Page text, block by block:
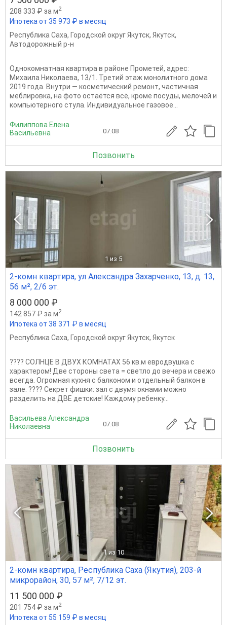
208 333 ₽ за м2
Ипотека от 35 973 ₽ в месяц
Республика Саха, Городской округ Якутск, Якутск,
Автодорожный р-н
Однокомнатная квартира в районе Прометей, адрес:
Михаила Николаева, 13/1. Третий этаж монолитного дома
2019 года. Внутри — косметический ремонт, частичная
меблировка, на фото остаётся всё, кроме посуды, мелочей и
компьютерного стула. Индивидуальное газовое...
Филиппова Елена
Васильевна
07.08
Позвонить
1 из 5
2-комн квартира, ул Александра Захарченко, 13, д. 13,
56 м², 2/6 эт.
8 000 000 ₽
142 857 ₽ за м2
Ипотека от 38 371 ₽ в месяц
Республика Саха, Городской округ Якутск, Якутск
???? СОЛНЦЕ В ДВУХ КОМНАТАХ 56 кв.м евродвушка с
характером! Две стороны света = светло до вечера и свежо
всегда. Огромная кухня с балконом и отдельный балкон в
зале. ???? Секрет фишки: зал с двумя окнами можно
разделить на ДВЕ детские! Каждому ребенку...
Васильева Александра
Николаевна
07.08
Позвонить
1 из 10
2-комн квартира, Республика Саха (Якутия), 203-й
микрорайон, 30, 57 м², 7/12 эт.
11 500 000 ₽
201 754 ₽ за м2
Ипотека от 55 159 ₽ в месяц